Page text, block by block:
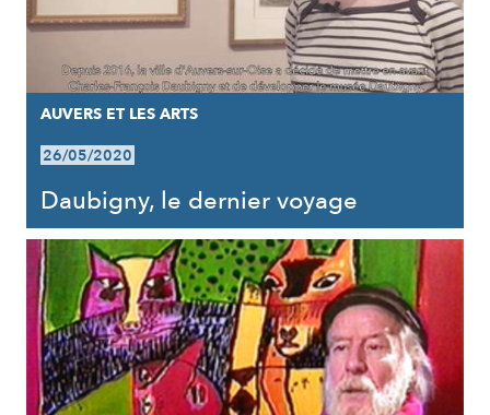
AUVERS ET LES ARTS
26/05/2020
Daubigny, le dernier voyage